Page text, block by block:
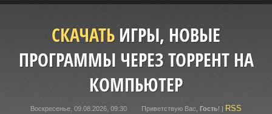
СКАЧАТЬИГРЫ, НОВЫЕ
ПРОГРАММЫ ЧЕРЕЗ ТОРРЕНТ НА
КОМПЬЮТЕР
Воскресенье, 09.08.2026, 09:30 Приветствую Вас Гость! | RSS